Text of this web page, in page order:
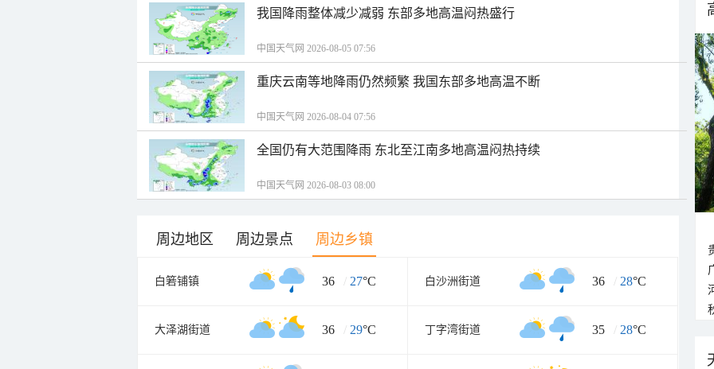
我国降雨整体减少减弱 东部多地高温闷热盛行
中国天气网 2026-08-05 07:56
重庆云南等地降雨仍然频繁 我国东部多地高温不断
中国天气网 2026-08-04 07:56
全国仍有大范围降雨 东北至江南多地高温闷热持续
中国天气网 2026-08-03 08:00
周边地区 周边景点 周边乡镇
白箬铺镇 36 / 27°C 白沙洲街道 36 / 28°C
大泽湖街道 36 / 29°C 丁字湾街道 35 / 28°C